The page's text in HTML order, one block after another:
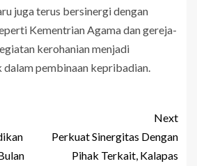
juga terus bersinergi dengan
Kementrian Agama dan gereja-
kerohanian menjadi
pembinaan kepribadian.
Next
Perkuat Sinergitas Dengan
Pihak Terkait, Kalapas